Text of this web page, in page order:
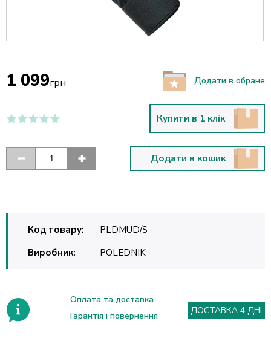
1 099грн Додати в обране
Купити в 1 клік
Додати в кошик
Код товару:
PLDMUD/S
Виробник:
POLEDNIK
Оплата та доставка
Гарантія і повернення
ДОСТАВКА 4 ДНІ